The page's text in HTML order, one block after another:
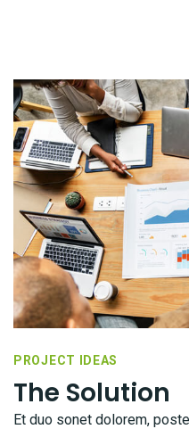
PROJECT IDEAS
The Solution
Et duo sonet dolorem,